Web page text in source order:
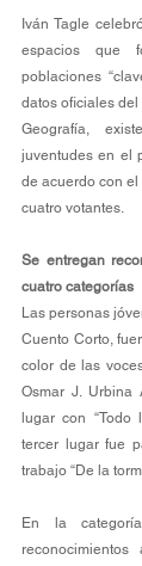
Iván Tagle
espacios que
poblaciones
datos oficiales
Geografía,
juventudes en el
de acuerdo con
cuatro votantes.
Se entregan
cuatro categorías
Las personas
Cuento Corto,
color de las
Osmar J. Urbina
lugar con
tercer lugar fue
trabajo “De la
En la